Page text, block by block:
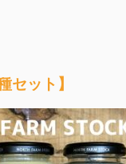
セット】